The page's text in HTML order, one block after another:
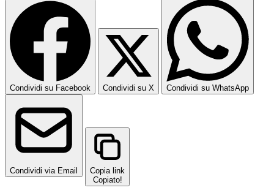
Condividi su Facebook Condividi su X Condividi su WhatsApp
Condividi via Email
Copia link
Copiato!